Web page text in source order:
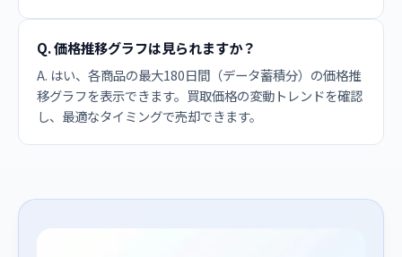
Q. 価格推移グラフは見られますか？
A. はい、各商品の最大180日間（データ蓄積分）の価格推
移グラフを表示できます。買取価格の変動トレンドを確認
し、最適なタイミングで売却できます。